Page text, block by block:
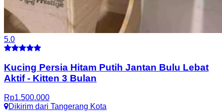
5.0
Kucing Persia Hitam Putih Jantan Bulu Lebat
Aktif- Kitten 3 Bulan
Rp1.500.000
Dikirim dari Tangerang Kota